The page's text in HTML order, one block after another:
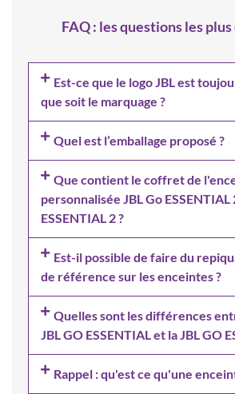
FAQ : les questions les
Est-ce que le logo JBL est
que soit le marquage ?
Quel est l’emballage proposé ?
Que contient le coffret de
personnalisée JBL Go ESSENTIAL
ESSENTIAL 2 ?
Est-il possible de faire du
de référence sur les enceintes ?
Quelles sont les différences
JBL GO ESSENTIAL et la JBL GO
Rappel : qu'est ce qu'une